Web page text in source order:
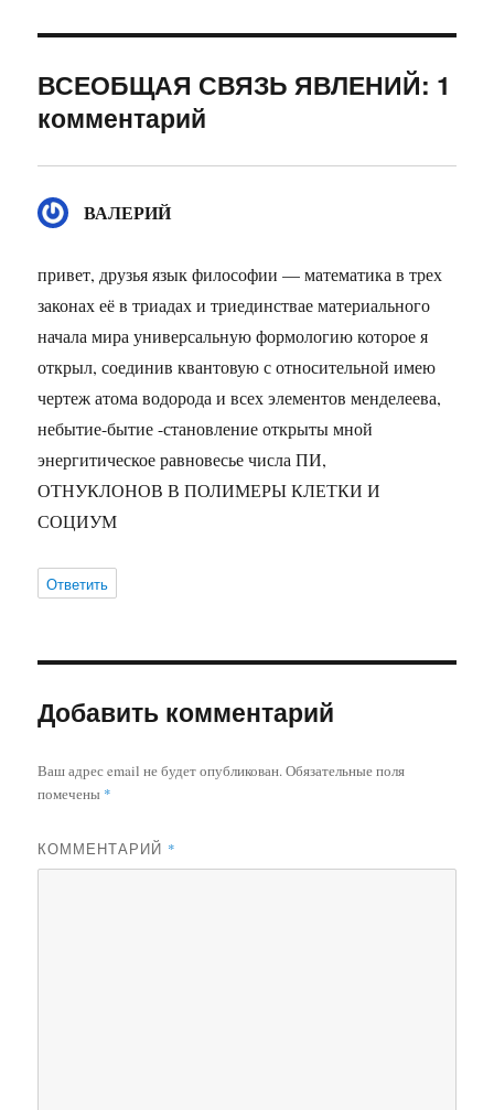
ВСЕОБЩАЯ СВЯЗЬ ЯВЛЕНИЙ: 1
комментарий
ВАЛЕРИЙ:
привет, друзья язык философии — математика в трех
законах её в триадах и триединствае материального
начала мира универсальную формологию которое я
открыл, соединив квантовую с относительной имею
чертеж атома водорода и всех элементов менделеева,
небытие-бытие -становление открыты мной
энергитическое равновесье числа ПИ,
ОТНУКЛОНОВ В ПОЛИМЕРЫ КЛЕТКИ И
СОЦИУМ
Ответить
Добавить комментарий
Ваш адрес email не будет опубликован.Обязательные поля
помечены *
КОММЕНТАРИЙ *